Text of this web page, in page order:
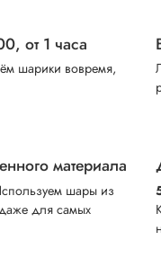
от 1 часа
шарики вовремя,
материала
шары из
для самых